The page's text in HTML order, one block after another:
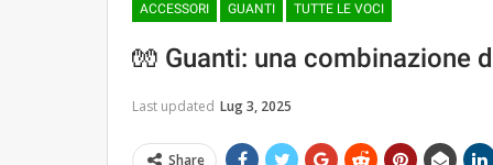
ACCESSORI GUANTI TUTTE LE VOCI
🧤 Guanti: una combinazione
Last updated Lug 3, 2025
Share